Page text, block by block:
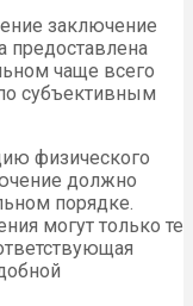
заключение
предоставлена
чаще всего
субъективным
физического
должно
порядке.
могут только те